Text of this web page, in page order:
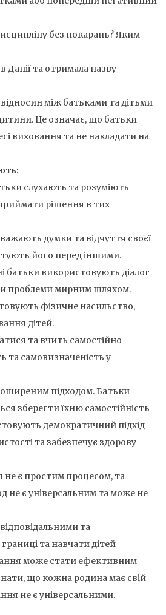
без покарань? Яким
Данії та отримала назву
між батьками та дітьми
Це означає, що батьки
виховання та не накладати на
слухають та розуміють
рішення в тих
думки та відчуття своєї
його перед іншими.
батьки використовують діалог
проблеми мирним шляхом.
фізичне насильство,
дітей.
та вчить самостійно
та самовизначеність у
підходом. Батьки
зберегти їхню самостійність
демократичний підхід
та забезпечує здорову
є простим процесом, та
не є універсальним та може не
та
та навчати дітей
може стати ефективним
що кожна родина має свій
не є універсальними.